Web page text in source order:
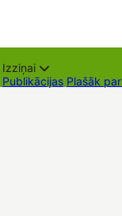
Izziņai
Publikācijas Plašāk